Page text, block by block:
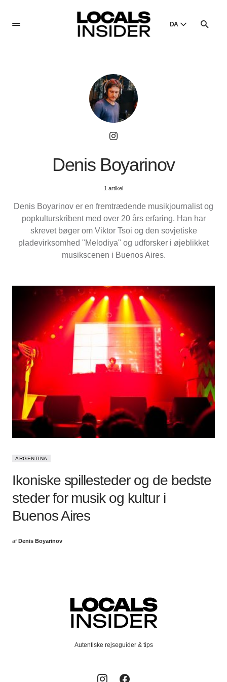
DA
Dansk
Danish
Polski
Poland
Русский
Denis Boyarinov
1 artikel
Denis Boyarinov er en fremtrædende musikjournalist og
popkulturskribent med over 20 års erfaring. Han har
skrevet bøger om Viktor Tsoi og den sovjetiske
pladevirksomhed "Melodiya" og udforsker i øjeblikket
musikscenen i Buenos Aires.
ARGENTINA
Ikoniske spillesteder og de bedste
steder for musik og kultur i
Buenos Aires
af Denis Boyarinov
Autentiske rejseguider & tips